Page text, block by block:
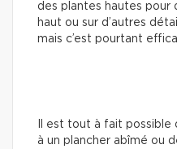
des plantes hautes pour
haut ou sur d’autres
mais c’est pourtant
Il est tout à fait possible
à un plancher abîmé ou